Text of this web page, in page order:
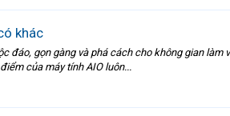
khác
đáo, gọn gàng và phá cách cho không gian
của máy tính AIO luôn...